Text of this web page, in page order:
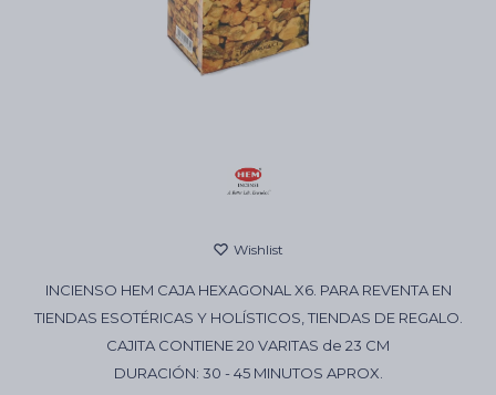
INCIENSO HEM CAJA HEXAGONAL X6. PARA REVENTA EN
TIENDAS ESOTÉRICAS Y HOLÍSTICOS, TIENDAS DE REGALO.
CAJITA CONTIENE 20 VARITAS de 23 CM
DURACIÓN: 30 - 45 MINUTOS APROX.
Aromatizantes de ambientes
Artículos Esotéricos